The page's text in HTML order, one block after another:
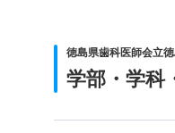
徳島県歯科医師会立
学部・学科